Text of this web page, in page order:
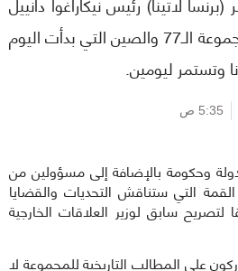
أورتيغا يشارك في قمة مجموعة الـ77 والصين التي بدأت اليوم
وتستمر ليومين.
5:35 ص
100 رئيس دولة وحكومة بالإضافة إلى مسؤولين من
التي ستناقش التحديات والقضايا
لتصريح سابق لوزير العلاقات الخارجية
على المطالب التاريخية للمجموعة لا